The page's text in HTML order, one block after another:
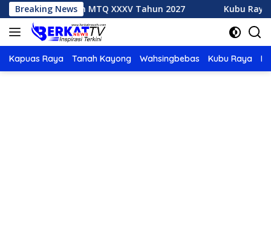
Langsung
ke
konten
Breaking News
Rumah MTQ XXXV Tahun 2027 Kubu Raya Juara
Kapuas Raya Tanah Kayong Wahsingbebas Kubu Raya